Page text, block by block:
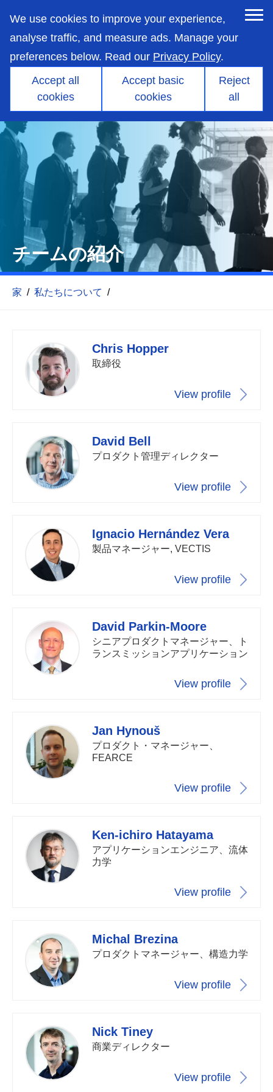
We use cookies to improve your experience,
analyse traffic, and measure ads. Manage your
preferences below. Read our Privacy Policy.
Accept all
cookies
Accept basic
cookies
Reject
all
main
content
チームの紹介
家 / 私たちについて /
Chris Hopper
取締役
View profile
David Bell
プロダクト管理ディレクター
View profile
Ignacio Hernández Vera
製品マネージャー, VECTIS
View profile
David Parkin-Moore
シニアプロダクトマネージャー、ト
ランスミッションアプリケーション
View profile
Jan Hynouš
プロダクト・マネージャー、
FEARCE
View profile
Ken-ichiro Hatayama
アプリケーションエンジニア、流体
力学
View profile
Michal Brezina
プロダクトマネージャー、構造力学
View profile
Nick Tiney
商業ディレクター
View profile